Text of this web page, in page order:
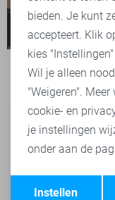
Terug
bieden. Je kunt
accepteert. Klik
kies
Wil je alleen
"Weigeren". Meer
cookie- en
je instellingen
onder aan de
Instellen